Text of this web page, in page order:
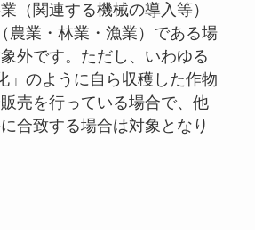
（関連する機械の導入等）
農業・林業・漁業）である場
外です。ただし、いわゆる
」のように自ら収穫した作物
売を行っている場合で、他
合致する場合は対象となり